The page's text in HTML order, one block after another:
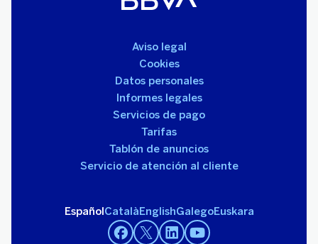
Aviso legal
Cookies
Datos personales
Informes legales
Servicios de pago
Tarifas
Tablón de anuncios
Servicio de atención al cliente
EspañolCatalàEnglishGalegoEuskara